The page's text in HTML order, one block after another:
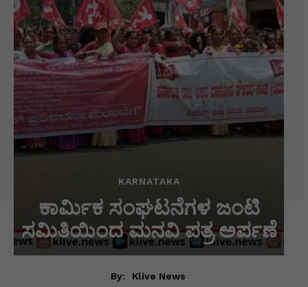
KARNATAKA
ಕಾರ್ಮಿಕ ಸಂಘಟನೆಗಳ ಜಂಟಿ
ಸಮಿತಿಯಿಂದ ಮನವಿ ಪತ್ರ ಅರ್ಪಣೆ
By:
Klive News